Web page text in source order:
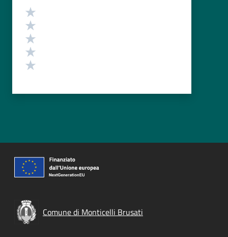
Valutazione
Comune di Monticelli Brusati